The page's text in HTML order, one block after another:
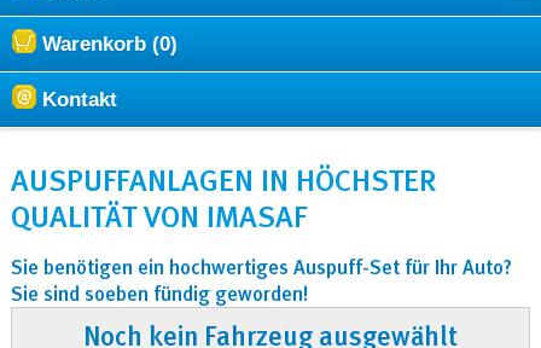
Warenkorb (0)
Kontakt
AUSPUFFANLAGEN IN HÖCHSTER
QUALITÄT VON IMASAF
Sie benötigen ein hochwertiges Auspuff-Set für Ihr Auto?
Sie sind soeben fündig geworden!
Noch kein Fahrzeug ausgewählt